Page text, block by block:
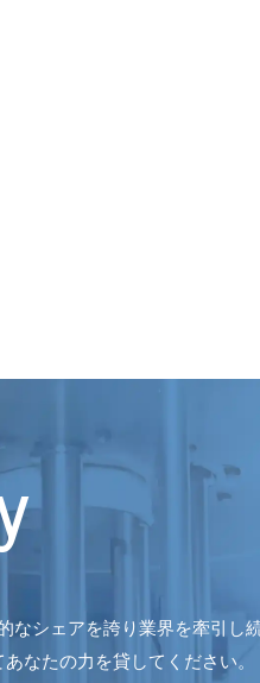
なシェアを誇り業界を牽引し
なたの力を貸してください。